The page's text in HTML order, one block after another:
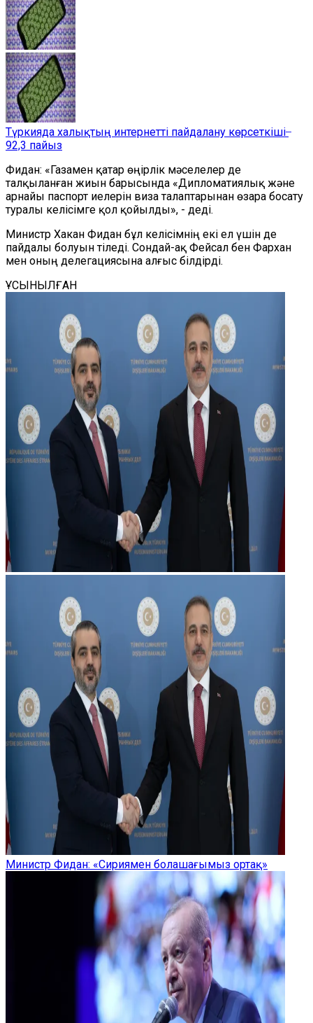
Түркияда халықтың интернетті пайдалану көрсеткіші ̶
92,3 пайыз
Фидан: «Газамен қатар өңірлік мәселелер де
талқыланған жиын барысында «Дипломатиялық және
арнайы паспорт иелерін виза талаптарынан өзара босату
туралы келісімге қол қойылды», - деді.
Министр Хакан Фидан бұл келісімнің екі ел үшін де
пайдалы болуын тіледі. Сондай-ақ Фейсал бен Фархан
мен оның делегациясына алғыс білдірді.
ҰСЫНЫЛҒАН
Министр Фидан: «Сириямен болашағымыз ортақ»